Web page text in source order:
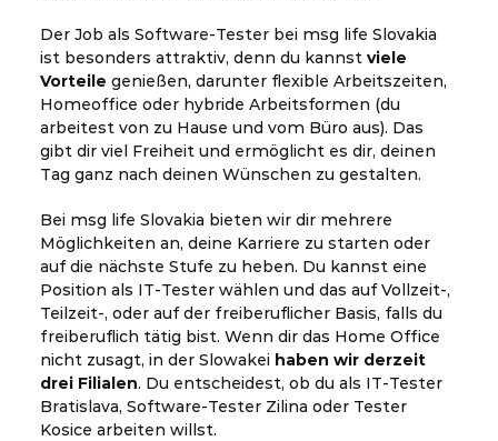
Der Job als Software-Tester bei msg life Slovakia
ist besonders attraktiv, denn du kannst viele
Vorteile genießen, darunter flexible Arbeitszeiten,
Homeoffice oder hybride Arbeitsformen (du
arbeitest von zu Hause und vom Büro aus). Das
gibt dir viel Freiheit und ermöglicht es dir, deinen
Tag ganz nach deinen Wünschen zu gestalten.
Bei msg life Slovakia bieten wir dir mehrere
Möglichkeiten an, deine Karriere zu starten oder
auf die nächste Stufe zu heben. Du kannst eine
Position als IT-Tester wählen und das auf Vollzeit-,
Teilzeit-, oder auf der freiberuflicher Basis, falls du
freiberuflich tätig bist. Wenn dir das Home Office
nicht zusagt, in der Slowakei haben wir derzeit
drei Filialen. Du entscheidest, ob du als IT-Tester
Bratislava, Software-Tester Zilina oder Tester
Kosice arbeiten willst.